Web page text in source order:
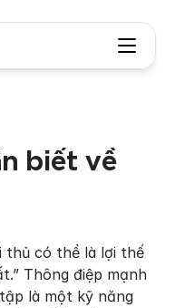
biết về
thủ có thể là lợi thế
Thông điệp mạnh
là một kỹ năng